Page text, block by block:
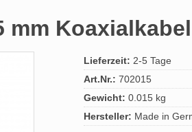
mm Koaxialkabel
Lieferzeit: 2-5 Tage
Art.Nr.: 702015
Gewicht: 0.015 kg
Hersteller: Made in